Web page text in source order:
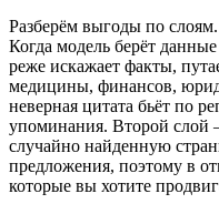
Разберём выгоды по
Когда модель берёт
реже искажает факты,
медицины, финансов,
неверная цитата бьёт по
упоминания. Второй слой
случайно найденную
предложения, поэтому в
которые вы хотите